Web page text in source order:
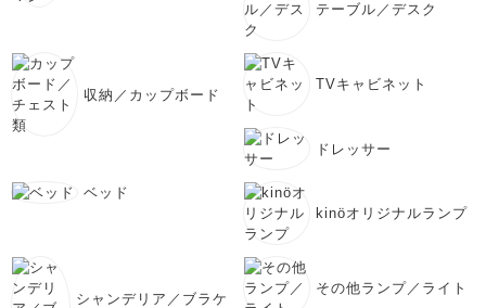
テーブル／デスク
収納／カップボード
TVキャビネット
ドレッサー
ベッド
kinöオリジナルランプ
シャンデリア／ブラケ
その他ランプ／ライト